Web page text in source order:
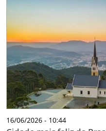
16/06/2026 - 10:44